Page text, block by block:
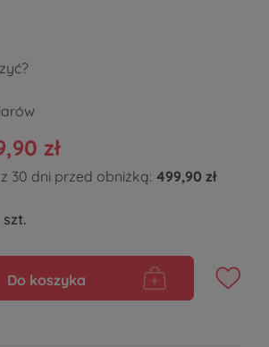
zł
30 dni przed obniżką: 499,90 zł
szt.
Do koszyka